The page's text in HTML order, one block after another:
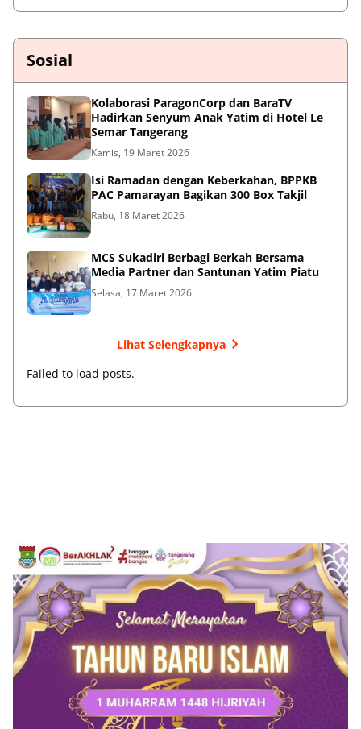
Sosial
Kolaborasi ParagonCorp dan BaraTV
Hadirkan Senyum Anak Yatim di Hotel Le
Semar Tangerang
Kamis, 19 Maret 2026
Isi Ramadan dengan Keberkahan, BPPKB
PAC Pamarayan Bagikan 300 Box Takjil
Rabu, 18 Maret 2026
MCS Sukadiri Berbagi Berkah Bersama
Media Partner dan Santunan Yatim Piatu
Selasa, 17 Maret 2026
Lihat Selengkapnya
Failed to load posts.